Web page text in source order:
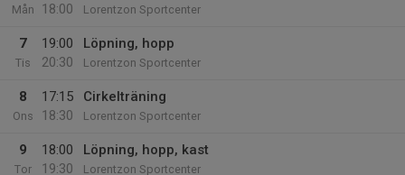
Mån
18:00
Lorentzon Sportcenter
7
Tis
19:00
20:30
Löpning, hopp
Lorentzon Sportcenter
8
Ons
17:15
18:30
Cirkelträning
Lorentzon Sportcenter
9
Tor
18:00
19:30
Löpning, hopp, kast
Lorentzon Sportcenter